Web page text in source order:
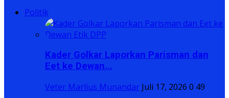
Politik
Kader Golkar Laporkan Parisman dan
Eet ke Dewan...
Veter Marlius Munandar Juli 17, 2026 0 49